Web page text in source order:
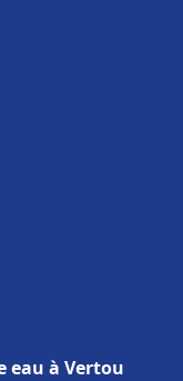
eau à Vertou